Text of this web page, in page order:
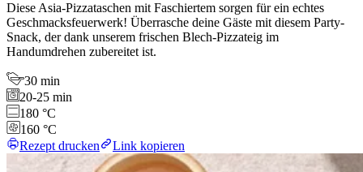
Diese Asia-Pizzataschen mit Faschiertem sorgen für ein echtes
Geschmacksfeuerwerk! Überrasche deine Gäste mit diesem Party-
Snack, der dank unserem frischen Blech-Pizzateig im
Handumdrehen zubereitet ist.
30 min
20-25 min
180 °C
160 °C
Rezept drucken
Link kopieren